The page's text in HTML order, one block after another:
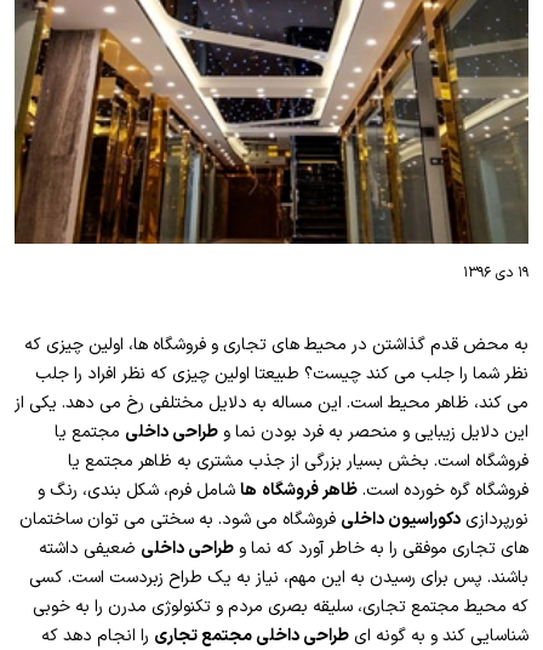
۱۹ دی ۱۳۹۶
به محض قدم گذاشتن در محیط های تجاری و فروشگاه ها، اولین چیزی که
نظر شما را جلب می کند چیست؟ طبیعتا اولین چیزی که نظر افراد را جلب
می کند، ظاهر محیط است. این مساله به دلایل مختلفی رخ می دهد. یکی از
این دلایل زیبایی و منحصر به فرد بودن نما و طراحی داخلی مجتمع یا
فروشگاه است. بخش بسیار بزرگی از جذب مشتری به ظاهر مجتمع یا
فروشگاه گره خورده است.ظاهر فروشگاه هاشامل فرم، شکل بندی، رنگ و
نورپردازیدکوراسیون داخلی فروشگاه می شود. به سختی می توان ساختمان
های تجاری موفقی را به خاطر آورد که نما و طراحی داخلی ضعیفی داشته
باشند. پس برای رسیدن به این مهم، نیاز به یک طراح زبردست است. کسی
که محیط مجتمع تجاری، سلیقه بصری مردم و تکنولوژی مدرن را به خوبی
شناسایی کند و به گونه ایطراحی داخلی مجتمع تجاری را انجام دهد که